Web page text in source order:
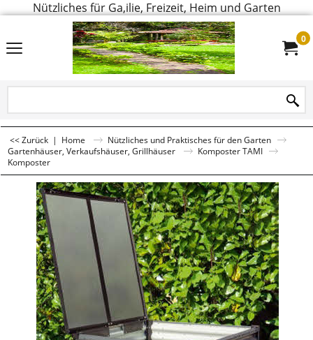
Nützliches für Ga,ilie, Freizeit, Heim und Garten
0
<< Zurück | Home
Nützliches und Praktisches für den Garten
Gartenhäuser, Verkaufshäuser, Grillhäuser
Komposter TAMI
Komposter